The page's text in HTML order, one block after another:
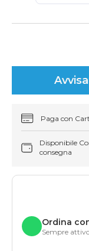
Paga con
Disponibile
consegna
Ordina
Sempre